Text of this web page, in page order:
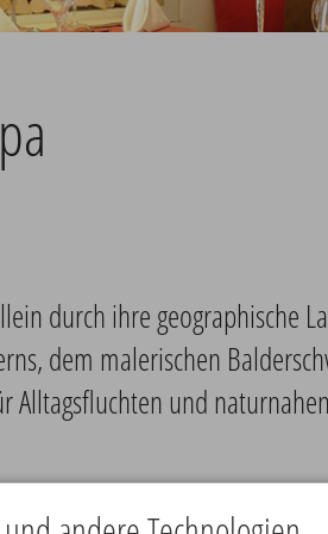
durch ihre
dem malerischen
Alltagsfluchten und
umgebaut und renoviert worden war,